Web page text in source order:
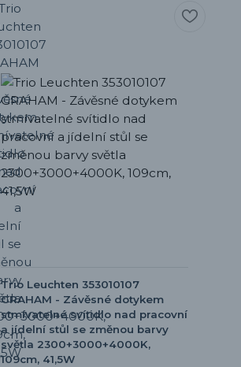
Trio Leuchten 353010107
GRAHAM - Závěsné dotykem
stmívatelné svítidlo nad pracovní
a jídelní stůl se změnou barvy
světla 2300+3000+4000K,
109cm, 41,5W